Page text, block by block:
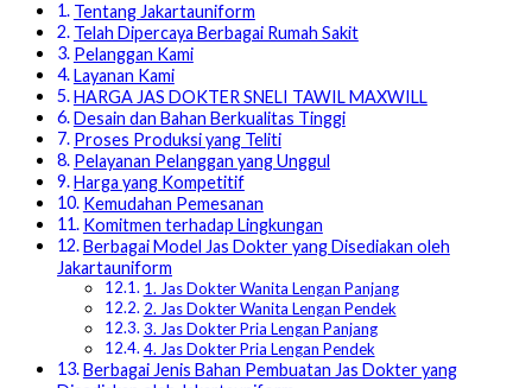
Tentang Jakartauniform
Telah Dipercaya Berbagai Rumah Sakit
Pelanggan Kami
Layanan Kami
HARGA JAS DOKTER SNELI TAWIL MAXWILL
Desain dan Bahan Berkualitas Tinggi
Proses Produksi yang Teliti
Pelayanan Pelanggan yang Unggul
Harga yang Kompetitif
Kemudahan Pemesanan
Komitmen terhadap Lingkungan
Berbagai Model Jas Dokter yang Disediakan oleh
Jakartauniform
1. Jas Dokter Wanita Lengan Panjang
2. Jas Dokter Wanita Lengan Pendek
3. Jas Dokter Pria Lengan Panjang
4. Jas Dokter Pria Lengan Pendek
Berbagai Jenis Bahan Pembuatan Jas Dokter yang